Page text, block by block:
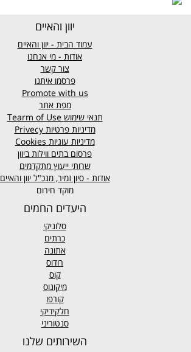
יוון והאיים
עמוד הבית - יוון והאיים
אודות - מי אנחנו
צור קשר
פרסמו איתנו
Promote with us
מפת אתר
תנאי שימוש
מדיניות פרטיות Privecy
מדיניות עוגיות Cookies
פרסום בתים ווילות ביוון
שרותי ייעוץ מתקדמים
אודות - סיון זמיר, מנכ"ל יוון והאיים
מוקד חירום
היעדים החמים
סלוניקי
כרתים
אתונה
רודוס
קוס
מיקונוס
קורפו
חלקידיקי
סנטוריני
השירותים שלנו